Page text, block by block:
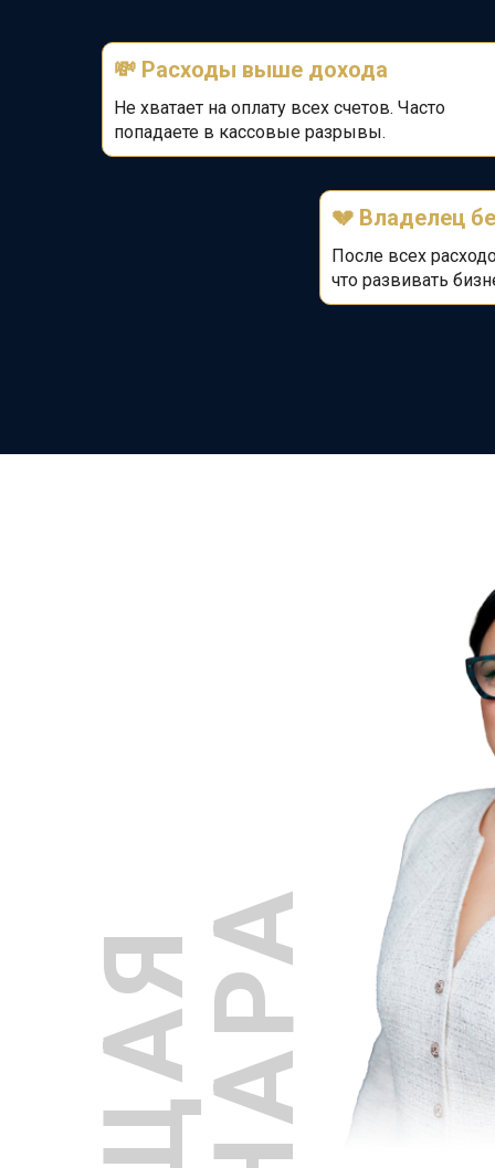
💸 Расходы выше дохода
Не хватает на оплату всех счетов. Часто
попадаете в кассовые разрывы.
💔 Владелец
После всех
что развивать